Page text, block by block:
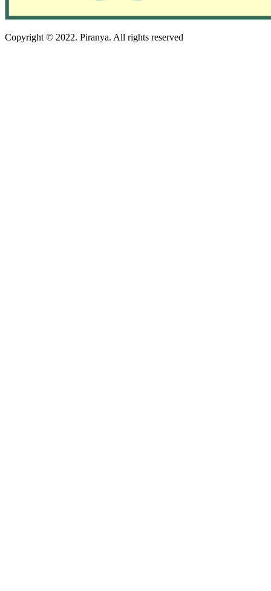
Copyright © 2022. Piranya. All rights reserved